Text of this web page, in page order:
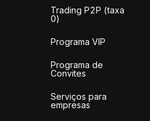
Trading P2P (taxa
0)
Programa VIP
Programa de
Convites
Serviços para
empresas